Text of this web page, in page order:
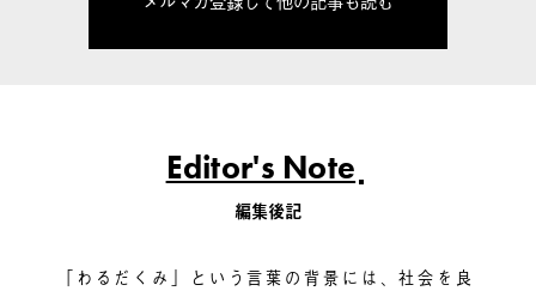
Editor's Note
編集後記
「わるだくみ」という言葉の背景には、社会を良